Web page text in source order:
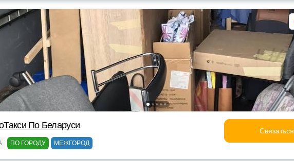
По Беларуси
ПО ГОРОДУ МЕЖГОРОД
Связаться